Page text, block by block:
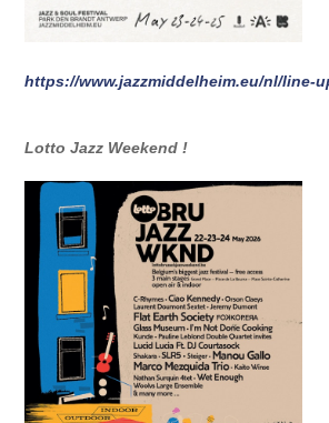
https://www.jazzmiddelheim.eu/nl/line-
Lotto Jazz Weekend !